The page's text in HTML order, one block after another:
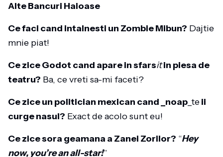
Alte Bancuri Haioase
Ce faci cand intalnesti un Zombie Mibun? Dajtie
mnie piat!
Ce zice Godot cand apare in sfarsitin piesa de
teatru? Ba, ce vreti sa-mi faceti?
Ce zice un politician mexican cand _noap _teii
curge nasul? Exact de acolo sunt eu!
Ce zice sora geamana a Zanei Zorilor? “Hey
now, you’re an all-star!”